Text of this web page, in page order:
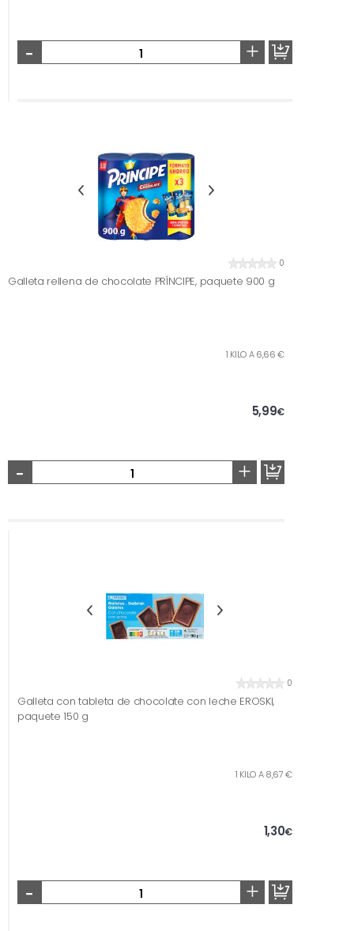
- +
0
Galleta rellena de chocolate PRÍNCIPE, paquete 900 g
1 KILO A 6,66 €
5,99€
- +
0
Galleta con tableta de chocolate con leche EROSKI,
paquete 150 g
1 KILO A 8,67 €
1,30€
- +